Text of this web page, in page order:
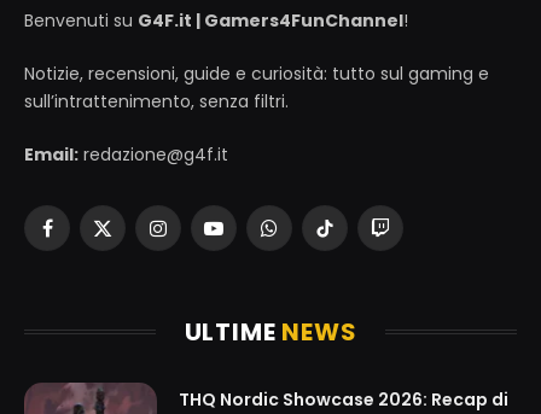
Benvenuti su G4F.it | Gamers4FunChannel!
Notizie, recensioni, guide e curiosità: tutto sul gaming e
sull’intrattenimento, senza filtri.
Email: redazione@g4f.it
Facebook
X
InstagramYouTubeWhatsAppTikTokTwitch
ULTIME NEWS
THQ Nordic Showcase 2026: Recap di